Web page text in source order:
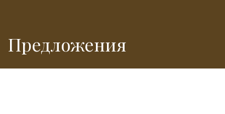
Предложения